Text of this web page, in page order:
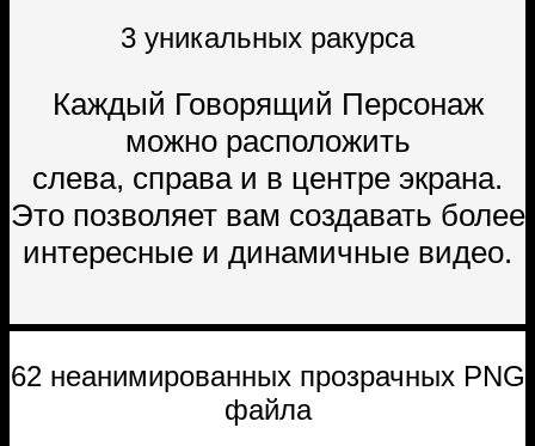
3 уникальных ракурса
Каждый Говорящий Персонаж
можно расположить
слева, справа и в центре экрана.
Это позволяет вам создавать более
интересные и динамичные видео.
62 неанимированных прозрачных PNG
файла